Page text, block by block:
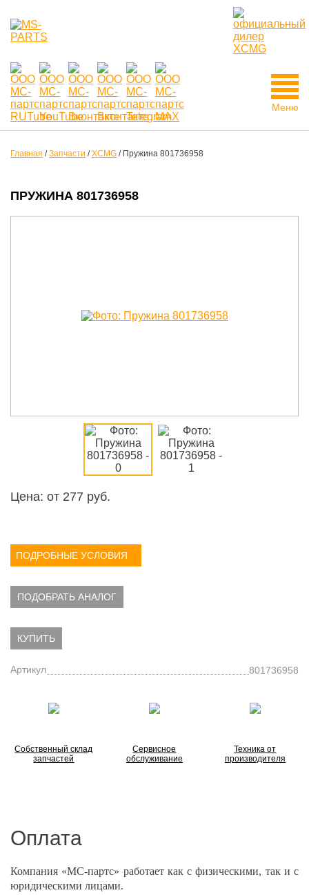
Меню
Главная /Запчасти /XCMG / Пружина 801736958
ПРУЖИНА 801736958
Цена: от 277 руб.
ПОДРОБНЫЕ УСЛОВИЯ
ПОДОБРАТЬ АНАЛОГ
КУПИТЬ
Артикул 801736958
Собственный склад
запчастей
Сервисное
обслуживание
Техника от
производителя
Оплата
Компания «МС-партс» работает как с физическими, так и с
юридическими лицами.